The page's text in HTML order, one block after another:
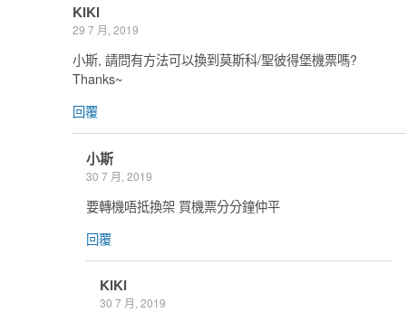
KiKi
29 7 月, 2019
小斯, 請問有方法可以換到莫斯科/聖彼得堡機票嗎?
Thanks~
回覆
小斯
30 7 月, 2019
要轉機唔抵換架 買機票分分鐘仲平
回覆
KiKi
30 7 月, 2019